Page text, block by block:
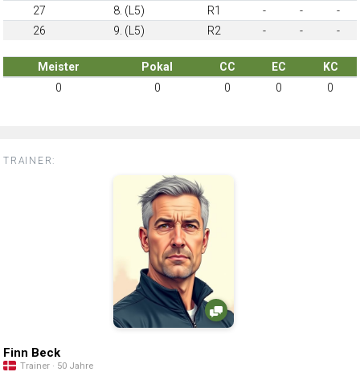
27
8. (L5) R1 - -
-
26
9. (L5) R2 - - -
Meister Pokal CC EC
KC
0
0 0 0 0
TRAINER:
Finn Beck
Trainer · 50 Jahre